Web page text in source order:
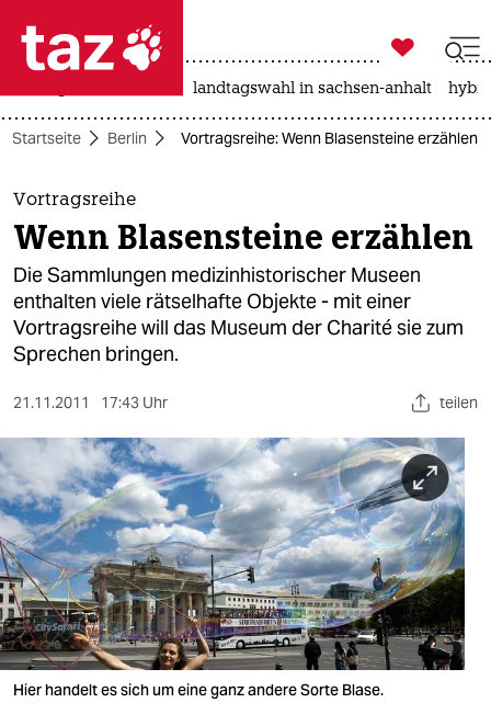
 taz zahl ich
taz zahl ich
themen
politik
öko
gesellschaft
kultur
sport
berlin
nord
wahrheit
verlag
verlag

taz zahl ich
landtagswahl in sachsen-anhalt
Startseite Berlin Vortragsreihe: Wenn Blasensteine erzählen
Vortragsreihe
Wenn Blasensteine erzählen
Die Sammlungen medizinhistorischer Museen
enthalten viele rätselhafte Objekte - mit einer
Vortragsreihe will das Museum der Charité sie zum
Sprechen bringen.
21.11.2011 17:43 Uhr teilen
Hier handelt es sich um eine ganz andere Sorte Blase.